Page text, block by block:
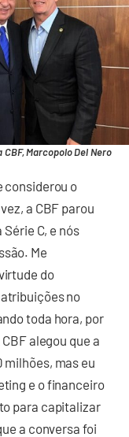
Marcopolo Del Nero
considerou o
a CBF parou
C, e nós
Me
do
no
toda hora, por
alegou que a
milhões, mas eu
e o financeiro
para capitalizar
a conversa foi